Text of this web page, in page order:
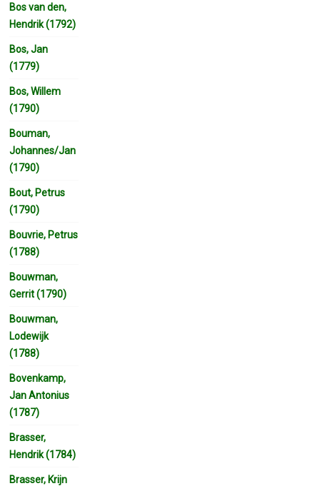
Bos van den,
Hendrik (1792)
Bos, Jan
(1779)
Bos, Willem
(1790)
Bouman,
Johannes/Jan
(1790)
Bout, Petrus
(1790)
Bouvrie, Petrus
(1788)
Bouwman,
Gerrit (1790)
Bouwman,
Lodewijk
(1788)
Bovenkamp,
Jan Antonius
(1787)
Brasser,
Hendrik (1784)
Brasser, Krijn